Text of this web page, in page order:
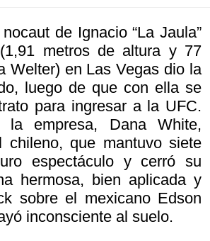
de Ignacio “La Jaula”
metros de altura y 77
Welter) en Las Vegas dio la
luego de que con ella se
para ingresar a la UFC.
empresa, Dana White,
chileno, que mantuvo siete
espectáculo y cerró su
hermosa, bien aplicada y
sobre el mexicano Edson
inconsciente al suelo.